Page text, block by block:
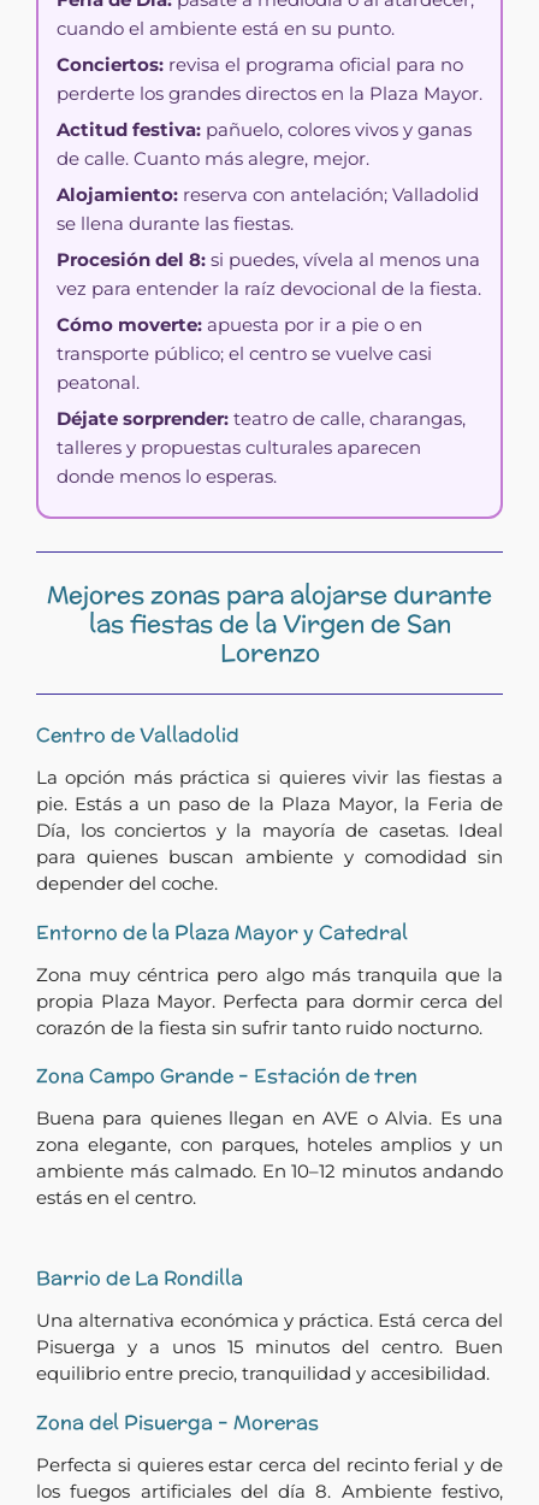
cuando el ambiente está en su punto.
Conciertos: revisa el programa oficial para no
perderte los grandes directos en la Plaza Mayor.
Actitud festiva: pañuelo, colores vivos y ganas
de calle. Cuanto más alegre, mejor.
Alojamiento: reserva con antelación; Valladolid
se llena durante las fiestas.
Procesión del 8: si puedes, vívela al menos una
vez para entender la raíz devocional de la fiesta.
Cómo moverte: apuesta por ir a pie o en
transporte público; el centro se vuelve casi
peatonal.
Déjate sorprender: teatro de calle, charangas,
talleres y propuestas culturales aparecen
donde menos lo esperas.
Mejores zonas para alojarse durante
las fiestas de la Virgen de San
Lorenzo
Centro de Valladolid
La opción más práctica si quieres vivir las fiestas a
pie. Estás a un paso de la Plaza Mayor, la Feria de
Día, los conciertos y la mayoría de casetas. Ideal
para quienes buscan ambiente y comodidad sin
depender del coche.
Entorno de la Plaza Mayor y Catedral
Zona muy céntrica pero algo más tranquila que la
propia Plaza Mayor. Perfecta para dormir cerca del
corazón de la fiesta sin sufrir tanto ruido nocturno.
Zona Campo Grande – Estación de tren
Buena para quienes llegan en AVE o Alvia. Es una
zona elegante, con parques, hoteles amplios y un
ambiente más calmado. En 10–12 minutos andando
estás en el centro.
Barrio de La Rondilla
Una alternativa económica y práctica. Está cerca del
Pisuerga y a unos 15 minutos del centro. Buen
equilibrio entre precio, tranquilidad y accesibilidad.
Zona del Pisuerga – Moreras
Perfecta si quieres estar cerca del recinto ferial y de
los fuegos artificiales del día 8. Ambiente festivo,